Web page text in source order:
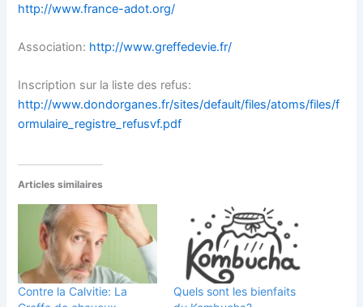
http://www.france-adot.org/
Association: http://www.greffedevie.fr/
Inscription sur la liste des refus:
http://www.dondorganes.fr/sites/default/files/atoms/files/f
ormulaire_registre_refusvf.pdf
Articles similaires
Contre la Calvitie: La
Quels sont les bienfaits